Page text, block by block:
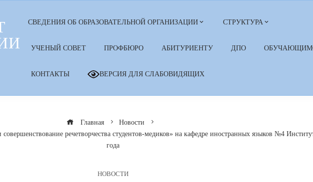
СВЕДЕНИЯ ОБ ОБРАЗОВАТЕЛЬНОЙ ОРГАНИЗАЦИИ СТРУКТУРА
УЧЕНЫЙ СОВЕТ ПРОФБЮРО АБИТУРИЕНТУ ДПО
КОНТАКТЫ ВЕРСИЯ ДЛЯ СЛАБОВИДЯЩИХ
Главная
Новости
речетворчества студентов-медиков» на кафедре иностранных языков №4
года
НОВОСТИ